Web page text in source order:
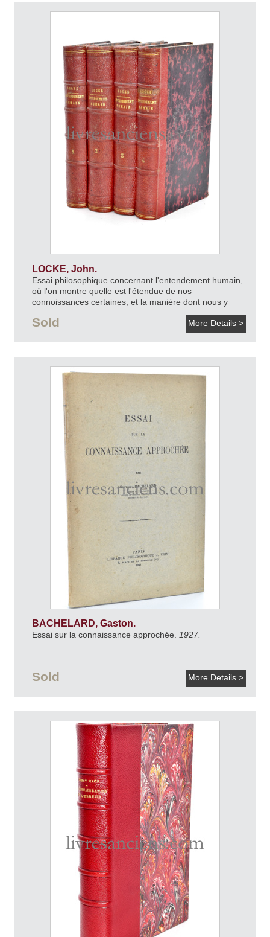
LOCKE, John.
Essai philosophique concernant l'entendement humain,
où l'on montre quelle est l'étendue de nos
connoissances certaines, et la manière dont nous y
Sold More Details >
BACHELARD, Gaston.
Essai sur la connaissance approchée. 1927.
Sold More Details >